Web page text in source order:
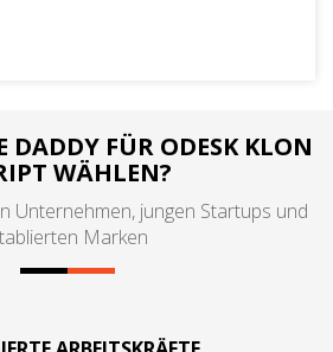
DADDY FÜR ODESK KLON
WÄHLEN?
Unternehmen, jungen Startups und
Marken